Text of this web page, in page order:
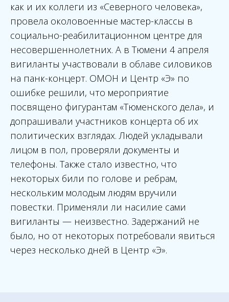
как и их коллеги из «Северного человека»,
провела околовоенные мастер-классы в
социально-реабилитационном центре для
несовершеннолетних. А в Тюмени 4 апреля
вигиланты участвовали в облаве силовиков
на панк-концерт. ОМОН и Центр «Э» по
ошибке решили, что мероприятие
посвящено фигурантам «Тюменского дела», и
допрашивали участников концерта об их
политических взглядах. Людей укладывали
лицом в пол, проверяли документы и
телефоны. Также стало известно, что
некоторых били по голове и ребрам,
нескольким молодым людям вручили
повестки. Применяли ли насилие сами
вигиланты — неизвестно. Задержаний не
было, но от некоторых потребовали явиться
через несколько дней в Центр «Э».